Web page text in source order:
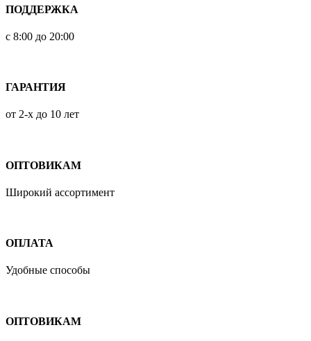
ПОДДЕРЖКА
с 8:00 до 20:00
ГАРАНТИЯ
от 2-х до 10 лет
ОПТОВИКАМ
Широкий ассортимент
ОПЛАТА
Удобные способы
ОПТОВИКАМ